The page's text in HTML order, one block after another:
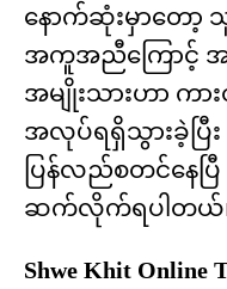
နောက်ဆုံးမှာတော့
အကူအညီကြောင့် အ
အမျိုးသားဟာ က
အလုပ်ရရှိသွားခဲ့ပ
ပြန်လည်စတင်နေပြီ
ဆက်လိုက်ရပါတယ်။
Shwe Khit